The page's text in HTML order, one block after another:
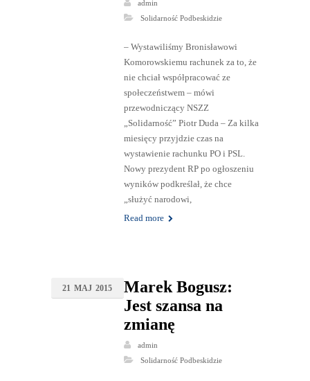
admin
Solidarność Podbeskidzie
– Wystawiliśmy Bronisławowi
Komorowskiemu rachunek za to, że
nie chciał współpracować ze
społeczeństwem – mówi
przewodniczący NSZZ
„Solidarność” Piotr Duda – Za kilka
miesięcy przyjdzie czas na
wystawienie rachunku PO i PSL.
Nowy prezydent RP po ogłoszeniu
wyników podkreślał, że chce
„służyć narodowi,
Read more
21 MAJ 2015
Marek Bogusz:
Jest szansa na
zmianę
admin
Solidarność Podbeskidzie